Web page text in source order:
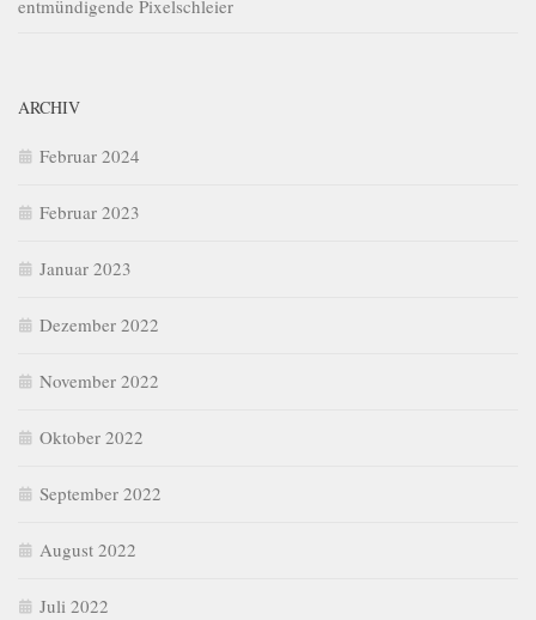
entmündigende Pixelschleier
ARCHIV
Februar 2024
Februar 2023
Januar 2023
Dezember 2022
November 2022
Oktober 2022
September 2022
August 2022
Juli 2022